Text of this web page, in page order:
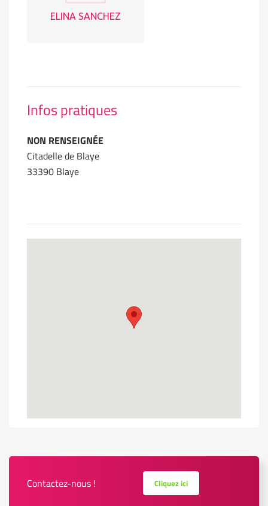
ELINA SANCHEZ
Infos pratiques
NON RENSEIGNÉE
Citadelle de Blaye
33390 Blaye
Contactez-nous ! Cliquez ici